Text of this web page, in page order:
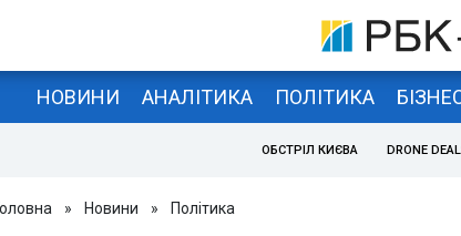
НОВИНИ АНАЛІТИКА ПОЛІТИКА
ОБСТРІЛ КИЄВА DRONE
» Новини » Політика